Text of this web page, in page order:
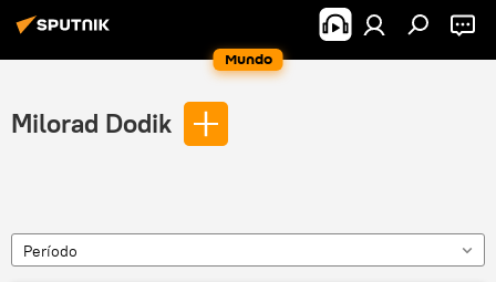
Mundo
Milorad Dodik
Período